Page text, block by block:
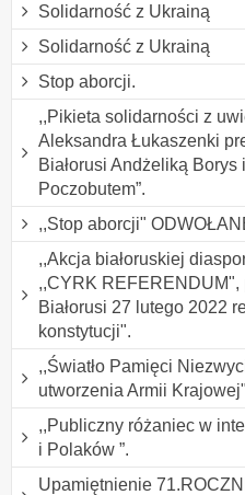
Solidarność z Ukrainą
Solidarność z Ukrainą
Stop aborcji.
,,Pikieta solidarności z
Aleksandra Łukaszenki
Białorusi Andżeliką
Poczobutem”.
,,Stop aborcji"
,,Akcja białoruskiej
,,CYRK
Białorusi 27 lutego 2022
konstytucji".
,,Światło Pamięci
utworzenia Armii
,,Publiczny różaniec w
i Polaków ”.
Upamiętnienie